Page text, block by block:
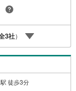
ざいますのでご容
がご一報ください。
客様宅へのお迎
のコンビニ等でお待
い。ご希望条件をお
の資料も用意して
案内させていただ
3社）
徒歩3分